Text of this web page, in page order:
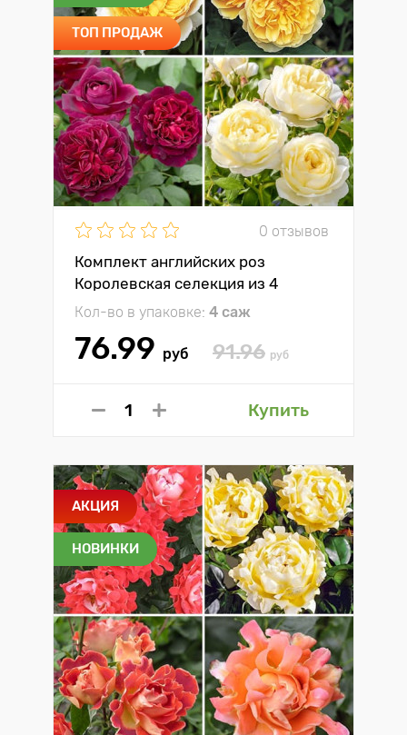
ТОП ПРОДАЖ
0 отзывов
Комплект английских роз
Королевская селекция из 4
сортов
Кол-во в упаковке: 4 саж
76.99 руб 91.96 руб
Купить
АКЦИЯ
НОВИНКИ